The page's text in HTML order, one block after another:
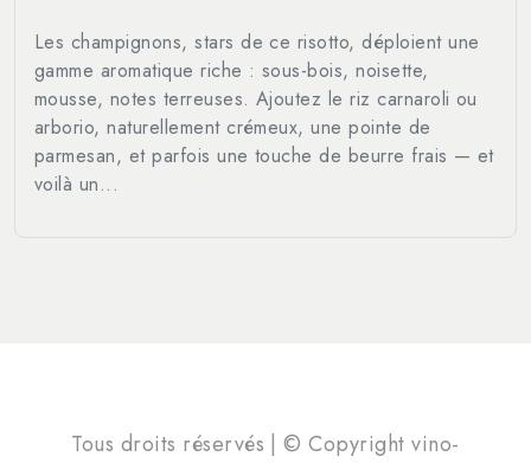
Les champignons, stars de ce risotto, déploient une
gamme aromatique riche : sous-bois, noisette,
mousse, notes terreuses. Ajoutez le riz carnaroli ou
arborio, naturellement crémeux, une pointe de
parmesan, et parfois une touche de beurre frais — et
voilà un...
Tous droits réservés | © Copyright vino-